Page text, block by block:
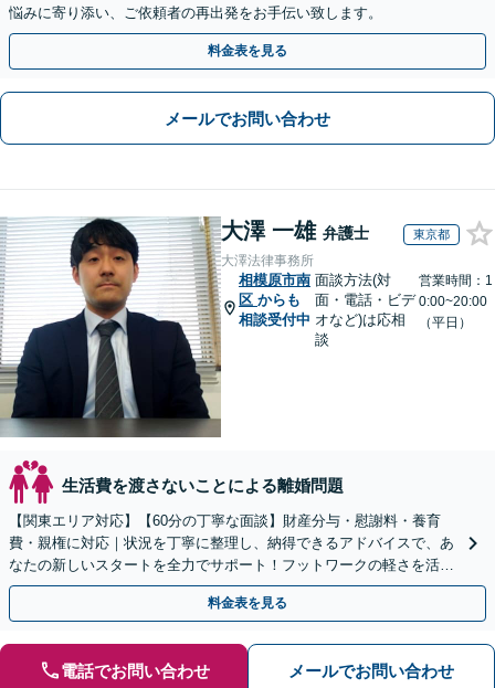
悩みに寄り添い、ご依頼者の再出発をお手伝い致します。
料金表を見る
メールでお問い合わせ
大澤 一雄 弁護士 東京都
大澤法律事務所
相模原市南
区 からも
相談受付中
面談方法(対
面・電話・ビデ
オなど)は応相
談
営業時間：1
0:00~20:00
（平日）
生活費を渡さないことによる離婚問題
【関東エリア対応】【60分の丁寧な面談】財産分与・慰謝料・養育
費・親権に対応｜状況を丁寧に整理し、納得できるアドバイスで、あ
なたの新しいスタートを全力でサポート！フットワークの軽さを活か
し、早期解決を目指します【立川駅7分：地域密着】
料金表を見る
電話でお問い合わせ メールでお問い合わせ